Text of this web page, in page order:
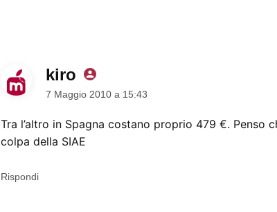
kiro dice:
7 Maggio 2010 a 15:43
Tra l’altro in Spagna costano proprio 479 €. Penso
colpa della SIAE
Rispondi